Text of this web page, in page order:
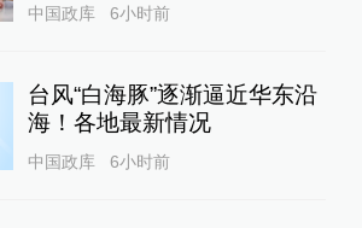
中国政库 6小时前
台风“白海豚”逐渐逼近华东沿
海！各地最新情况
中国政库 6小时前